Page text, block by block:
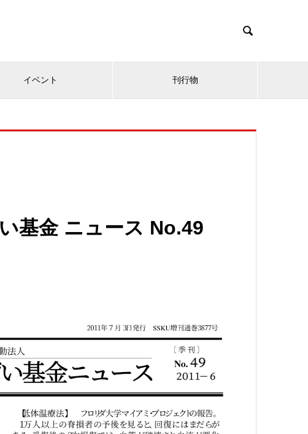

イベント 刊行物
基金 ニュース No.49